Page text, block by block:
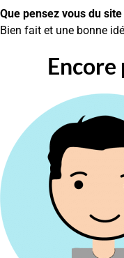
Que pensez vous du site
Bien fait et une bonne
Encore